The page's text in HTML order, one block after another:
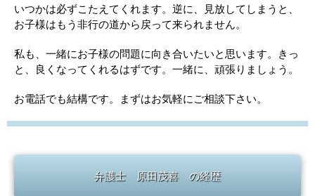
いつかは必ずこたえてくれます。逆に、見放してしまうと、
お子様はもう非行の道から戻って来られません。
私も、一緒にお子様の問題に向き合いたいと思います。きっ
と、良くなってくれるはずです。一緒に、頑張りましょう。
お電話でも結構です。まずはお気軽にご相談下さい。
弁護士 原田茂喜 の経歴